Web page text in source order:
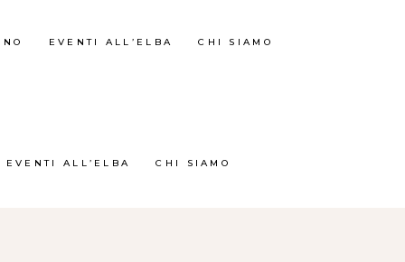
EVENTI ALL’ELBA CHI SIAMO
EVENTI ALL’ELBA CHI SIAMO